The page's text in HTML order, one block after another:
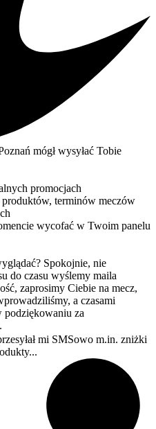
mógł wysyłać Tobie
promocjach
produktów, terminów meczów
wycofać w Twoim panelu
Spokojnie, nie
do czasu wyślemy maila
zaprosimy Ciebie na mecz,
a czasami
podziękowaniu za
mi SMSowo m.in. zniżki